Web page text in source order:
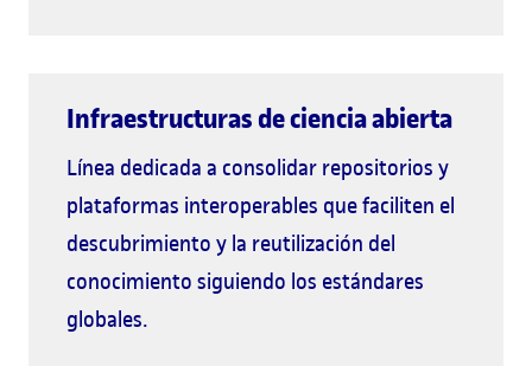
Infraestructuras de ciencia abierta
Línea dedicada a consolidar repositorios y
plataformas interoperables que faciliten el
descubrimiento y la reutilización del
conocimiento siguiendo los estándares
globales.